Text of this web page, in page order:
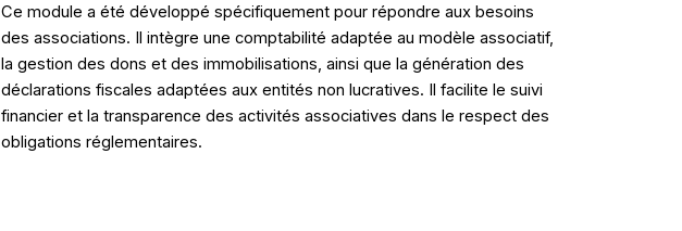
Ce module a été développé spécifiquement pour répondre aux besoins
des associations. Il intègre une comptabilité adaptée au modèle associatif,
la gestion des dons et des immobilisations, ainsi que la génération des
déclarations fiscales adaptées aux entités non lucratives. Il facilite le suivi
financier et la transparence des activités associatives dans le respect des
obligations réglementaires.